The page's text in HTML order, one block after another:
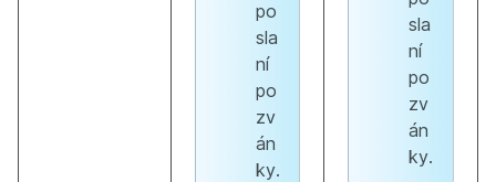
po
sla
ní
po
zv
án
ky.
sla
ní
po
zv
án
ky.